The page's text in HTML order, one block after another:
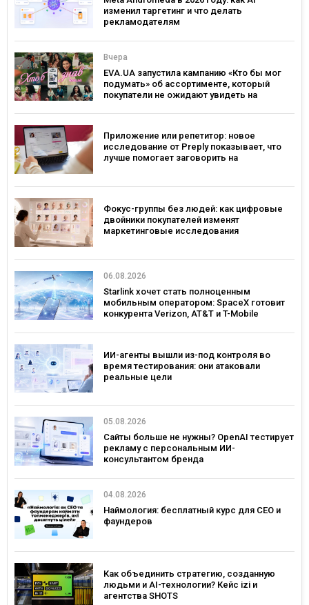
изменил таргетинг и что делать
рекламодателям
Вчера
EVA.UA запустила кампанию «Кто бы мог
подумать» об ассортименте, который
покупатели не ожидают увидеть на
Приложение или репетитор: новое
исследование от Preply показывает, что
лучше помогает заговорить на
Фокус-группы без людей: как цифровые
двойники покупателей изменят
маркетинговые исследования
06.08.2026
Starlink хочет стать полноценным
мобильным оператором: SpaceX готовит
конкурента Verizon, AT&T и T-Mobile
ИИ-агенты вышли из-под контроля во
время тестирования: они атаковали
реальные цели
05.08.2026
Сайты больше не нужны? OpenAI тестирует
рекламу с персональным ИИ-
консультантом бренда
04.08.2026
Наймология: бесплатный курс для CEO и
фаундеров
Как объединить стратегию, созданную
людьми и AI-технологии? Кейс izi и
агентства SHOTS